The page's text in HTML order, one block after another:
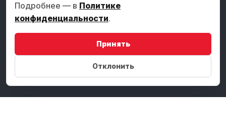
УСЛУГИ
Подробнее — в Политике
конфиденциальности.
Принять
Отклонить